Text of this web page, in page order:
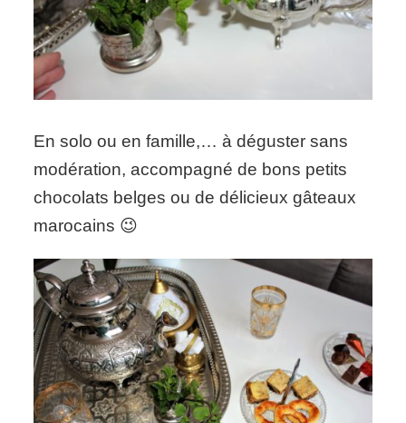
En solo ou en famille,… à déguster sans
modération, accompagné de bons petits
chocolats belges ou de délicieux gâteaux
marocains 😉